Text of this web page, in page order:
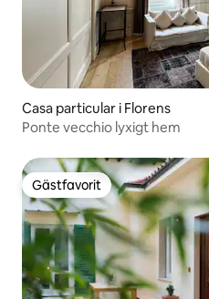
Casa particular i Florens
Ponte vecchio lyxigt hem
Gästfavorit
Gästfavorit